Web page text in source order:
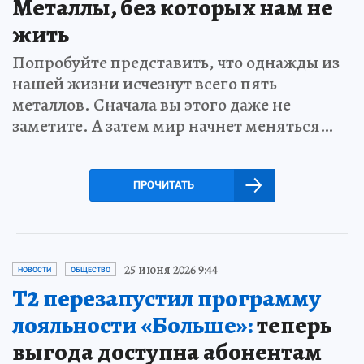
Металлы, без которых нам не
жить
Попробуйте представить, что однажды из
нашей жизни исчезнут всего пять
металлов. Сначала вы этого даже не
заметите. А затем мир начнет меняться…
ПРОЧИТАТЬ
НОВОСТИ ОБЩЕСТВО 25 июня 2026 9:44
Т2 перезапустил программу
лояльности «Больше»:теперь
выгода доступна абонентам